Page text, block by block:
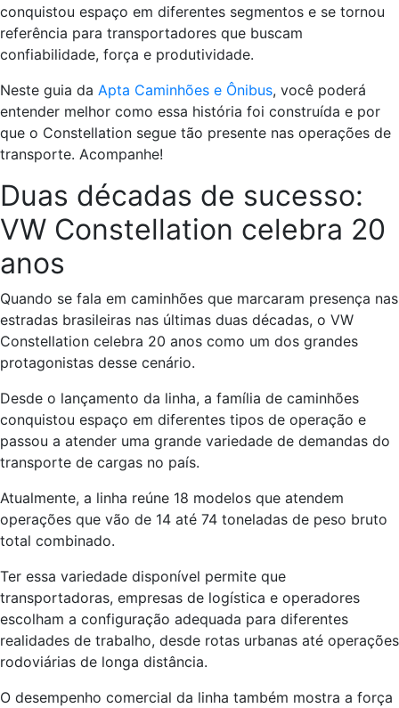
conquistou espaço em diferentes segmentos e se tornou
referência para transportadores que buscam
confiabilidade, força e produtividade.
Neste guia da Apta Caminhões e Ônibus, você poderá
entender melhor como essa história foi construída e por
que o Constellation segue tão presente nas operações de
transporte. Acompanhe!
Duas décadas de sucesso:
VW Constellation celebra 20
anos
Quando se fala em caminhões que marcaram presença nas
estradas brasileiras nas últimas duas décadas, o VW
Constellation celebra 20 anos como um dos grandes
protagonistas desse cenário.
Desde o lançamento da linha, a família de caminhões
conquistou espaço em diferentes tipos de operação e
passou a atender uma grande variedade de demandas do
transporte de cargas no país.
Atualmente, a linha reúne 18 modelos que atendem
operações que vão de 14 até 74 toneladas de peso bruto
total combinado.
Ter essa variedade disponível permite que
transportadoras, empresas de logística e operadores
escolham a configuração adequada para diferentes
realidades de trabalho, desde rotas urbanas até operações
rodoviárias de longa distância.
O desempenho comercial da linha também mostra a força